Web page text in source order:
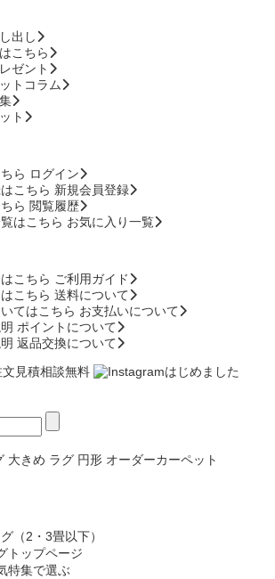
出し
こちら
ゼント
トコラム
ト
ログイン
新規会員登録
閲覧履歴
お気に入り一覧
ご利用ガイド
送料について
お支払いについて
ポイントについて
返品交換について
大きめ ラグ 円形 オーダーカーペット
（2・3畳以下）
トップページ
特集で選ぶ